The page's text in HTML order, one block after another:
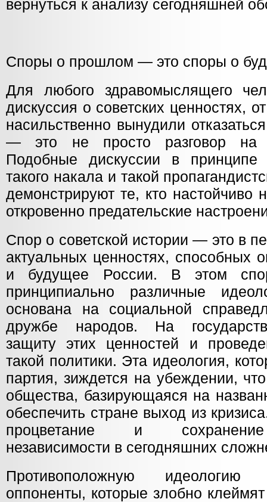
вернуться к анализу сегодняшней
Споры о прошлом — это споры о
Для любого здравомыслящего
дискуссия о советских ценностях,
насильственно вынудили
— это не просто разговор на
Подобные дискуссии в принципе
такого накала и такой
демонстрируют те, кто настойчиво
откровенно предательские
Спор о советской истории — это в
актуальных ценностях, способных
и будущее России. В этом
принципиально различные
основана на социальной
дружбе народов. На
защиту этих ценностей и
такой политики. Эта идеология,
партия, зиждется на убеждении,
общества, базирующаяся на
обеспечить стране выход из
процветание и сохранение
независимости в сегодняшних
Противоположную
оппоненты, которые злобно